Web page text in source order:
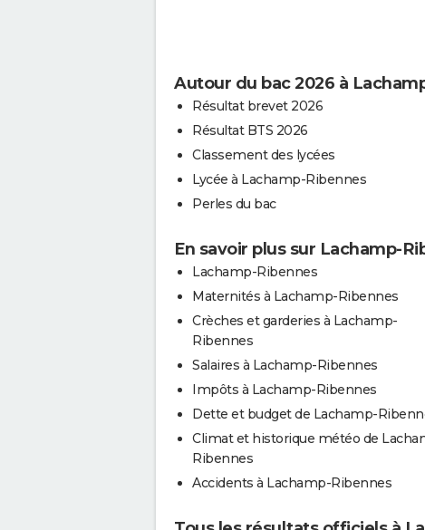
Autour du bac 2026 à
Résultat brevet 2026
Résultat BTS 2026
Classement des lycées
Lycée à Lachamp-Ribennes
Perles du bac
En savoir plus sur Lachamp-
Lachamp-Ribennes
Maternités à Lachamp-Ribennes
Crèches et garderies à Lachamp-
Ribennes
Salaires à Lachamp-Ribennes
Impôts à Lachamp-Ribennes
Dette et budget de Lachamp-
Climat et historique météo de
Ribennes
Accidents à Lachamp-Ribennes